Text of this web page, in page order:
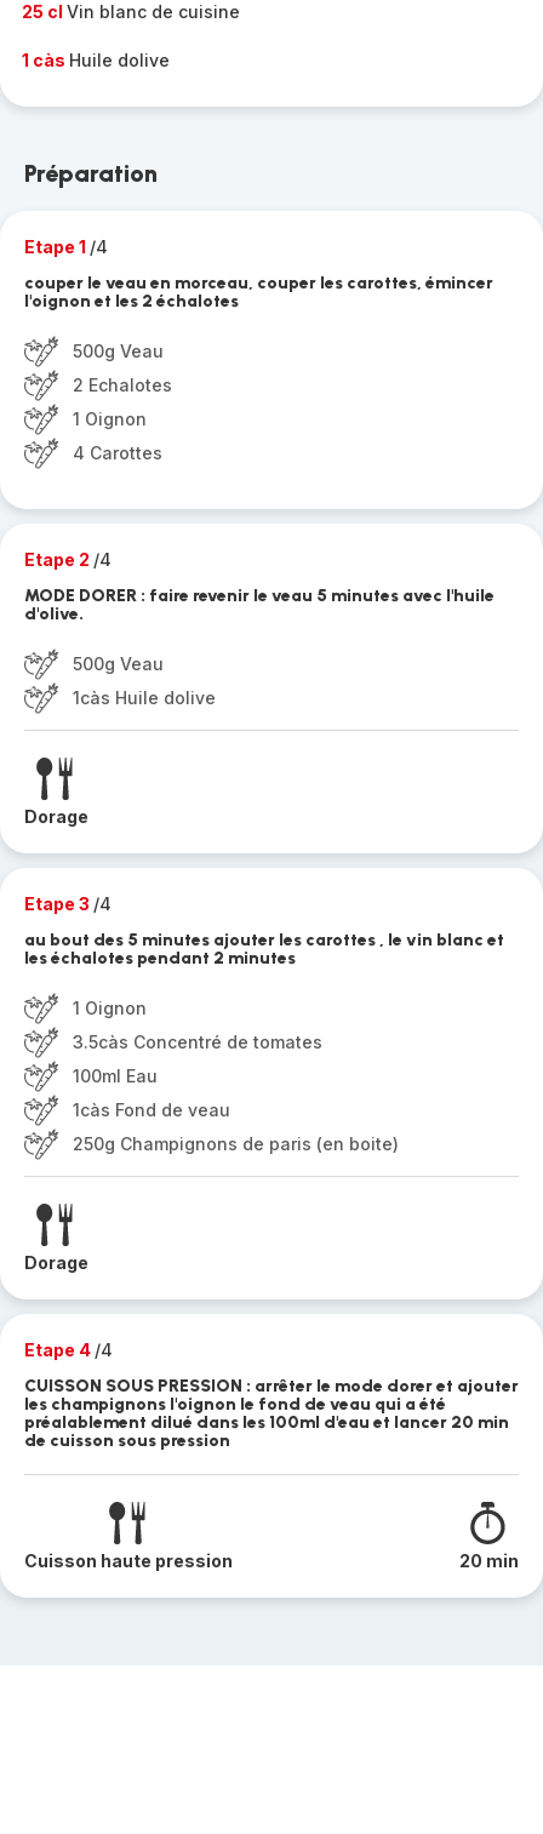
25 cl Vin blanc de cuisine
1 càs Huile dolive
Préparation
Etape 1 /4
couper le veau en morceau, couper les carottes, émincer
l'oignon et les 2 échalotes
500g Veau
2 Echalotes
1 Oignon
4 Carottes
Etape 2 /4
MODE DORER : faire revenir le veau 5 minutes avec l'huile
d'olive.
500g Veau
1càs Huile dolive
Dorage
Etape 3 /4
au bout des 5 minutes ajouter les carottes , le vin blanc et
les échalotes pendant 2 minutes
1 Oignon
3.5càs Concentré de tomates
100ml Eau
1càs Fond de veau
250g Champignons de paris (en boite)
Dorage
Etape 4 /4
CUISSON SOUS PRESSION : arrêter le mode dorer et ajouter
les champignons l'oignon le fond de veau qui a été
préalablement dilué dans les 100ml d'eau et lancer 20 min
de cuisson sous pression
Cuisson haute pression 20 min